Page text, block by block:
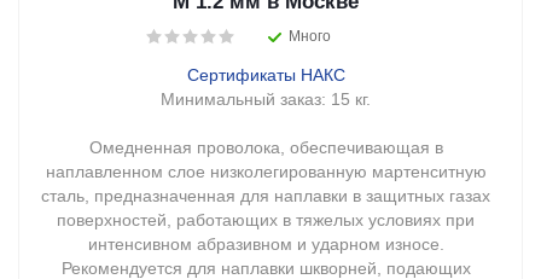
Много
Сертификаты НАКС
Минимальный заказ: 15 кг.
Омедненная проволока, обеспечивающая в
наплавленном слое низколегированную мартенситную
сталь, предназначенная для наплавки в защитных газах
поверхностей, работающих в тяжелых условиях при
интенсивном абразивном и ударном износе.
Рекомендуется для наплавки шкворней, подающих